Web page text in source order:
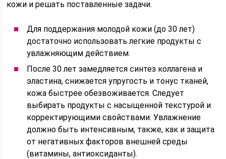
кожи и решать поставленные задачи.
Для поддержания молодой кожи (до 30 лет)
достаточно использовать легкие продукты с
увлажняющим действием.
После 30 лет замедляется синтез коллагена и
эластина, снижается упругость и тонус тканей,
кожа быстрее обезвоживается. Следует
выбирать продукты с насыщенной текстурой и
корректирующими свойствами. Увлажнение
должно быть интенсивным, также, как и защита
от негативных факторов внешней среды
(витамины, антиоксиданты).